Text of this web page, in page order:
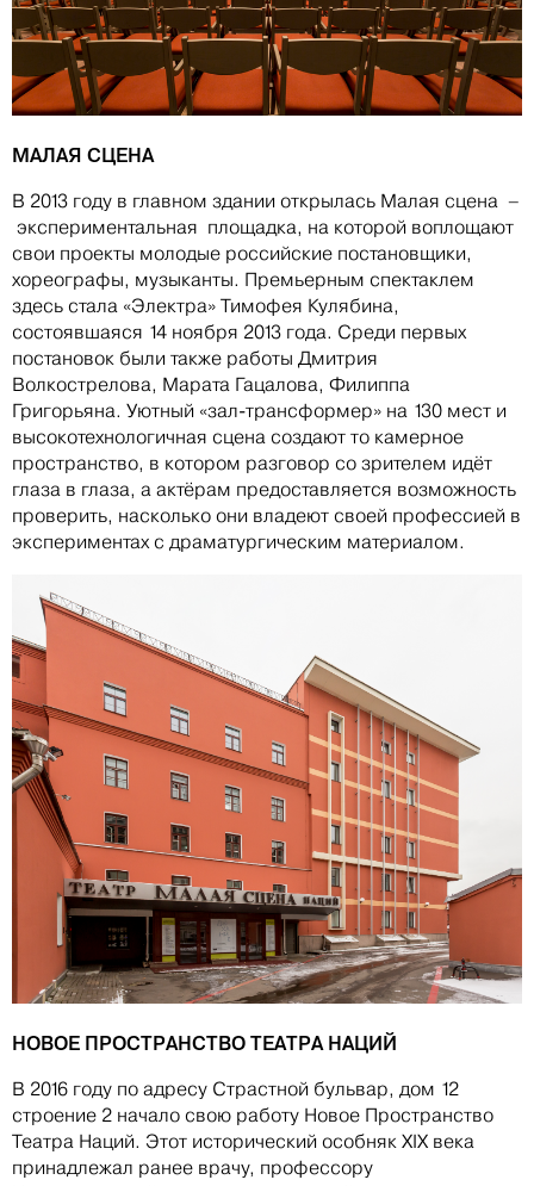
МАЛАЯ СЦЕНА
В 2013 году в главном здании открылась Малая сцена –
экспериментальная площадка, на которой воплощают
свои проекты молодые российские постановщики,
хореографы, музыканты. Премьерным спектаклем
здесь стала «Электра» Тимофея Кулябина,
состоявшаяся 14 ноября 2013 года. Среди первых
постановок были также работы Дмитрия
Волкострелова, Марата Гацалова, Филиппа
Григорьяна. Уютный «зал-трансформер» на 130 мест и
высокотехнологичная сцена создают то камерное
пространство, в котором разговор со зрителем идёт
глаза в глаза, а актёрам предоставляется возможность
проверить, насколько они владеют своей профессией в
экспериментах с драматургическим материалом.
НОВОЕ ПРОСТРАНСТВО ТЕАТРА НАЦИЙ
В 2016 году по адресу Страстной бульвар, дом 12
строение 2 начало свою работу Новое Пространство
Театра Наций. Этот исторический особняк XIX века
принадлежал ранее врачу, профессору